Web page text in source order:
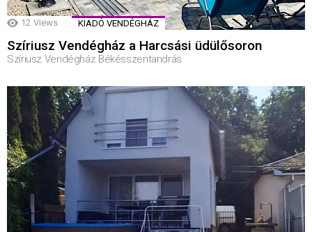
12 Views KIADÓ VENDÉGHÁZ
Szíriusz Vendégház a Harcsási üdülősoron
Szíriusz Vendégház Békésszentandrás